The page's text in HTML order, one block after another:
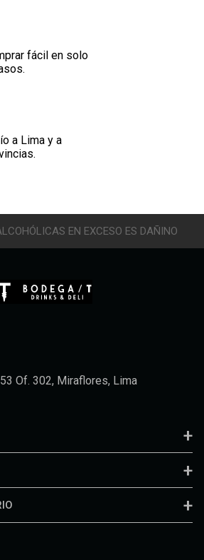
fácil en solo
a Lima y a
EN EXCESO ES DAÑINO
Of. 302, Miraflores, Lima